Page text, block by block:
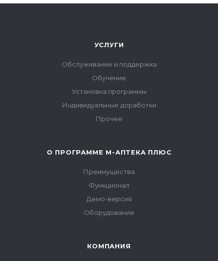
УСЛУГИ
Обслуживание и поддержка
Обучение
Установка программы
Индивидуальные доработки
Прочее
О ПРОГРАММЕ М-АПТЕКА ПЛЮС
Преимущества
Функционал
Демо-версия
Оборудование
КОМПАНИЯ